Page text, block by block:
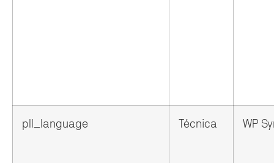
pll_language Técnica WP